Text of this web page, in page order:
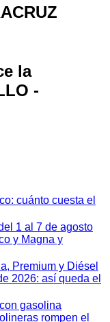
la
-
cuánto cuesta el
1 al 7 de agosto
y Magna y
Premium y Diésel
2026: así queda el
gasolina
rompen el